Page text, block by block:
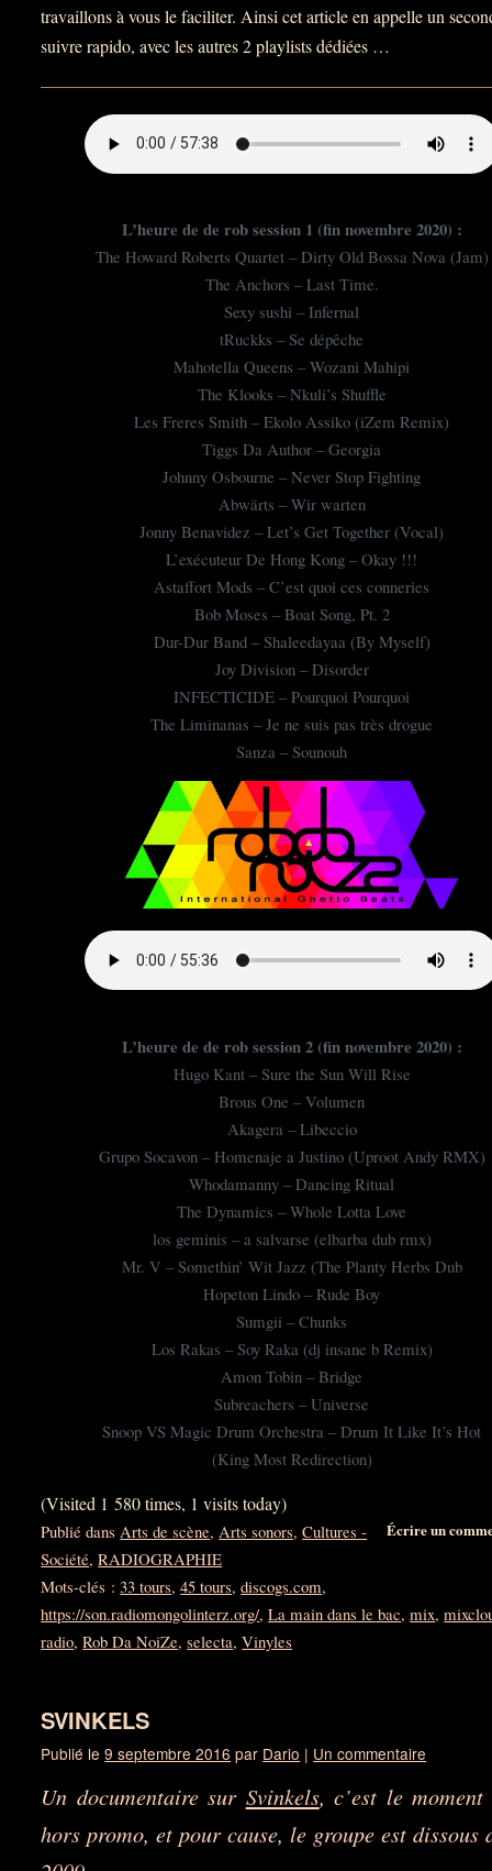
travaillons à vous le faciliter. Ainsi cet article en appelle un
suivre rapido, avec les autres 2 playlists dédiées …
L’heure de de rob session 1 (fin novembre 2020) :
The Howard Roberts Quartet – Dirty Old Bossa Nova (Jam)
The Anchors – Last Time.
Sexy sushi – Infernal
tRuckks – Se dépêche
Mahotella Queens – Wozani Mahipi
The Klooks – Nkuli’s Shuffle
Les Freres Smith – Ekolo Assiko (iZem Remix)
Tiggs Da Author – Georgia
Johnny Osbourne – Never Stop Fighting
Abwärts – Wir warten
Jonny Benavidez – Let’s Get Together (Vocal)
L’exécuteur De Hong Kong – Okay !!!
Astaffort Mods – C’est quoi ces conneries
Bob Moses – Boat Song, Pt. 2
Dur-Dur Band – Shaleedayaa (By Myself)
Joy Division – Disorder
INFECTICIDE – Pourquoi Pourquoi
The Liminanas – Je ne suis pas très drogue
Sanza – Sounouh
L’heure de de rob session 2 (fin novembre 2020) :
Hugo Kant – Sure the Sun Will Rise
Brous One – Volumen
Akagera – Libeccio
Grupo Socavon – Homenaje a Justino (Uproot Andy RMX)
Whodamanny – Dancing Ritual
The Dynamics – Whole Lotta Love
los geminis – a salvarse (elbarba dub rmx)
Mr. V – Somethin’ Wit Jazz (The Planty Herbs Dub
Hopeton Lindo – Rude Boy
Sumgii – Chunks
Los Rakas – Soy Raka (dj insane b Remix)
Amon Tobin – Bridge
Subreachers – Universe
Snoop VS Magic Drum Orchestra – Drum It Like It’s Hot
(King Most Redirection)
(Visited 1 580 times, 1 visits today)
Écrire un
Publié dans Arts de scène, Arts sonors,Cultures -
Société,RADIOGRAPHIE
Mots-clés : 33 tours,45 tours,discogs.com,
https://son.radiomongolinterz.org/,La main dans le bac,mix,
radio,Rob Da NoiZe,selecta,Vinyles
SVINKELS
Publié le 9 septembre 2016 par Dario | Un commentaire
Un documentaire sur Svinkels, c’est le
hors promo, et pour cause, le groupe est dissous